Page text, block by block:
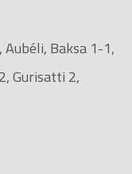
Aubéli, Baksa 1-1,
Gurisatti 2,